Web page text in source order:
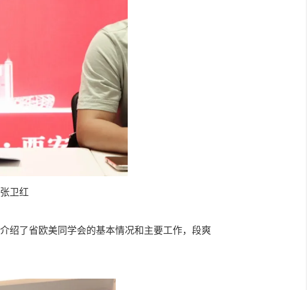
卫红
了省欧美同学会的基本情况和主要工作，段爽